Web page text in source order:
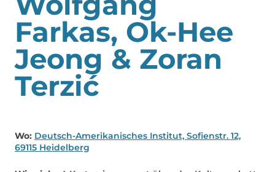
Farkas, Ok-Hee
Jeong & Zoran
Terzić
Wo: Deutsch-Amerikanisches Institut, Sofienstr. 12,
69115 Heidelberg